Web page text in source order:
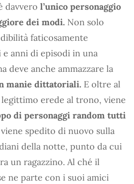
davvero l’unico personaggio
dei modi. Non solo
faticosamente
e anni di episodi in una
deve anche ammazzare la
manie dittatoriali. E oltre al
erede al trono, viene
di personaggi random tutti
spedito di nuovo sulla
della notte, punto da cui
un ragazzino. Al ché il
ne parte con i suoi amici